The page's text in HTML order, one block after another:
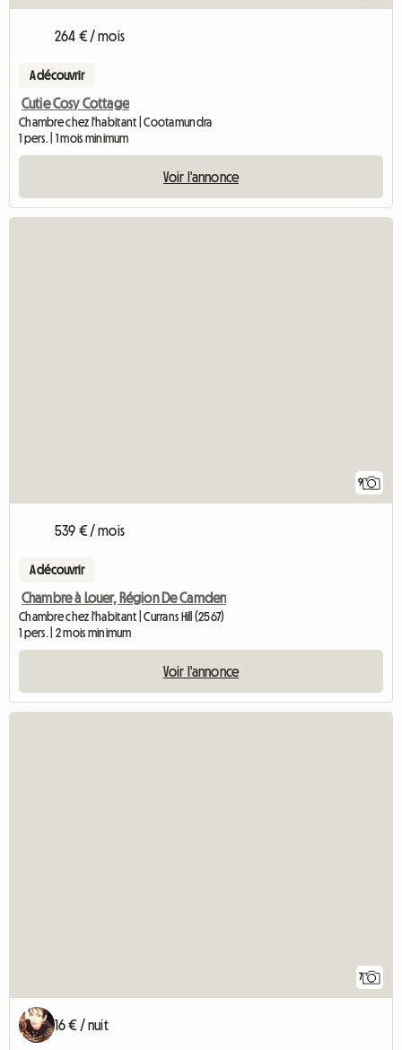
264 € / mois
A découvrir
Cutie Cosy Cottage
Chambre chez l'habitant | Cootamundra
1 pers. | 1 mois minimum
Voir l'annonce
9
539 € / mois
A découvrir
Chambre à Louer, Région De Camden
Chambre chez l'habitant | Currans Hill (2567)
1 pers. | 2 mois minimum
Voir l'annonce
7
16 € / nuit